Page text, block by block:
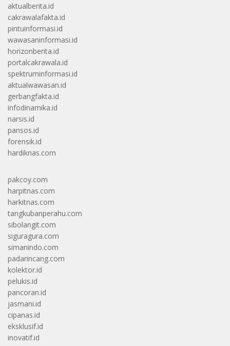
aktualberita.id
cakrawalafakta.id
pintuinformasi.id
wawasaninformasi.id
horizonberita.id
portalcakrawala.id
spektruminformasi.id
aktualwawasan.id
gerbangfakta.id
infodinamika.id
narsis.id
pansos.id
forensik.id
hardiknas.com
pakcoy.com
harpitnas.com
harkitnas.com
tangkubanperahu.com
sibolangit.com
siguragura.com
simanindo.com
padarincang.com
kolektor.id
pelukis.id
pancoran.id
jasmani.id
cipanas.id
eksklusif.id
inovatif.id